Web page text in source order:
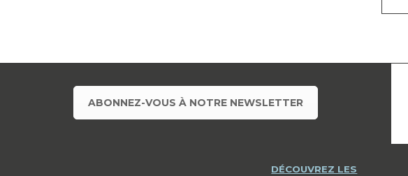
ABONNEZ-VOUS À NOTRE NEWSLETTER
DÉCOUVREZ LES